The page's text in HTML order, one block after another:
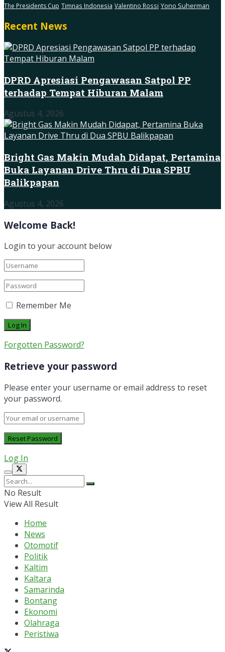
The Presidents Cup Timnas Indonesia Valentino Rossi Yono Suherman
Recent News
DPRD Apresiasi Pengawasan Satpol PP
terhadap Tempat Hiburan Malam
Agustus 4, 2026
Bright Gas Makin Mudah Didapat, Pertamina
Buka Layanan Drive Thru di Dua SPBU
Balikpapan
Agustus 4, 2026
Welcome Back!
Login to your account below
Remember Me
Forgotten Password?
Retrieve your password
Please enter your username or email address to reset
your password.
Log In
No Result
View All Result
Home
News
Otomotif
Politik
Kaltim
Kaltara
Samarinda
Bontang
Ekonomi
Olahraga
Peristiwa